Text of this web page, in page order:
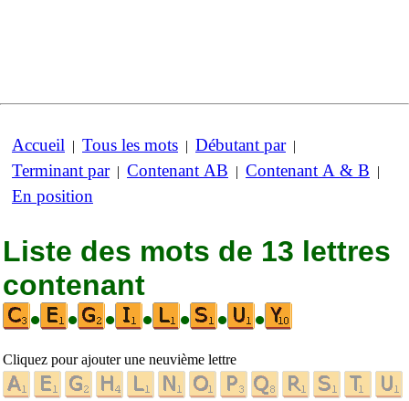
Accueil | Tous les mots | Débutant par|
Terminant par| Contenant AB | Contenant A & B |
En position
Liste des mots de 13 lettres
contenant
•
• • • • • •
Cliquez pour ajouter une neuvième lettre